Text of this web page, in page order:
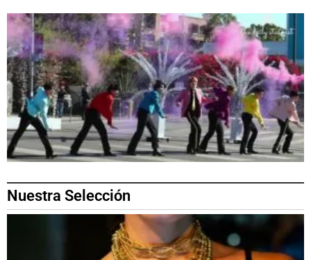
Nuestra Selección